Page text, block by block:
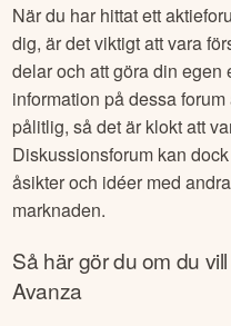
När du har hittat ett
dig, är det viktigt att vara
delar och att göra din egen
information på dessa
pålitlig, så det är klokt att
Diskussionsforum kan
åsikter och idéer med
marknaden.
Så här gör du om du
Avanza